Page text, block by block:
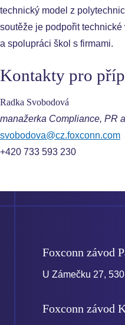
technický model z
soutěže je podpořit
a spolupráci škol s firmami.
Kontakty pro
Radka Svobodová
manažerka Compliance, PR
svobodova@cz.foxconn.com
+420 733 593 230
Foxconn závod
U Zámečku 27,
Foxconn závod